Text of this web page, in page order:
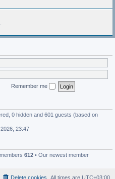
Remember me
0 hidden and 601 guests (based on
23:47
612 • Our newest member
All times are UTC+03:00
Delete cookies